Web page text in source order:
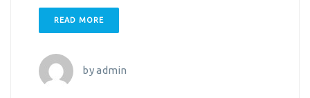
READ MORE
byadmin